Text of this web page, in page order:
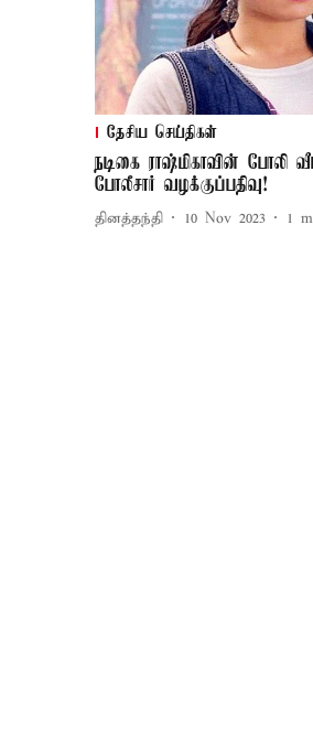
தேசிய செய்திகள்
நடிகை ராஷ்மிகாவின் போலி
போலீசார் வழக்குப்பதிவு!
தினத்தந்தி 10 Nov 2023 1